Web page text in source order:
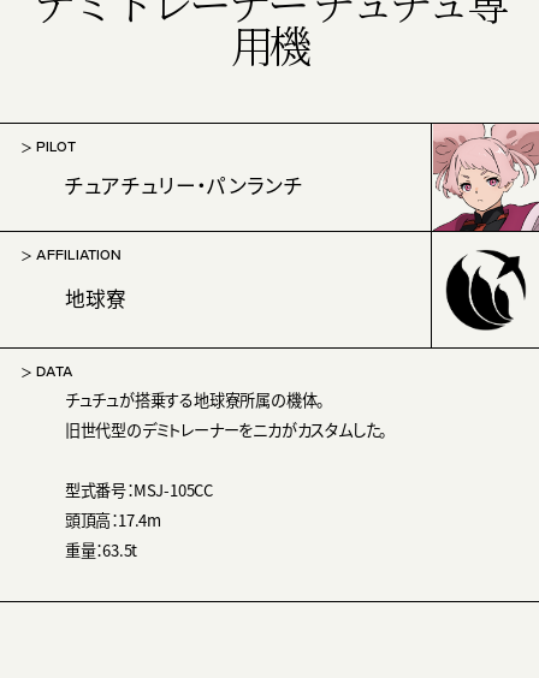
用機
PILOT
チュアチュリー・パンランチ
AFFILIATION
地球寮
DATA
チュチュが搭乗する地球寮所属の機体。
旧世代型のデミトレーナーをニカがカスタムした。
型式番号：MSJ-105CC
頭頂高：17.4m
重量：63.5t